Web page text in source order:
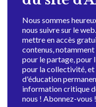
Nous sommes
nous suivre sur le
mettre en accès
contenus,
pour le partage,
pour la collectivité,
d'éducation
information critique
nous ! Abonnez-vous